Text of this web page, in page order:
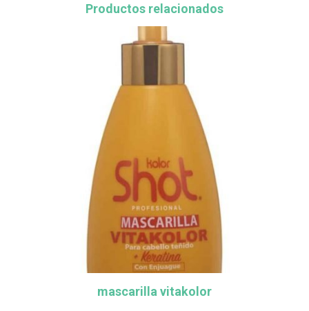
Productos relacionados
mascarilla vitakolor